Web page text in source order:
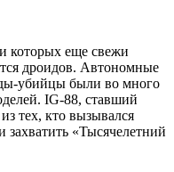
которых еще свежи
дроидов. Автономные
убийцы были во много
IG-88, ставший
тех, кто вызывался
«Тысячелетний